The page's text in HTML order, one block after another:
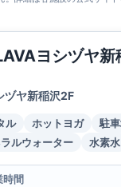
ヨシヅヤ新
ヅヤ新稲沢2F
ル ホットヨガ 駐
ラルウォーター 水素水
時間